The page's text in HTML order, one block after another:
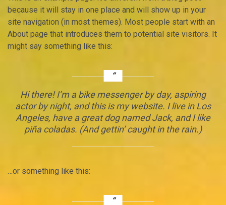
because it will stay in one place and will show up in your
site navigation (in most themes). Most people start with an
About page that introduces them to potential site visitors. It
might say something like this:
Hi there! I’m a bike messenger by day, aspiring
actor by night, and this is my website. I live in Los
Angeles, have a great dog named Jack, and I like
piña coladas. (And gettin’ caught in the rain.)
…or something like this: